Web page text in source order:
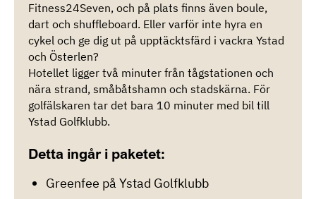
Fitness24Seven, och på plats finns även boule,
dart och shuffleboard. Eller varför inte hyra en
cykel och ge dig ut på upptäcktsfärd i vackra Ystad
och Österlen?
Hotellet ligger två minuter från tågstationen och
nära strand, småbåtshamn och stadskärna. För
golfälskaren tar det bara 10 minuter med bil till
Ystad Golfklubb.
Detta ingår i paketet:
Greenfee på Ystad Golfklubb